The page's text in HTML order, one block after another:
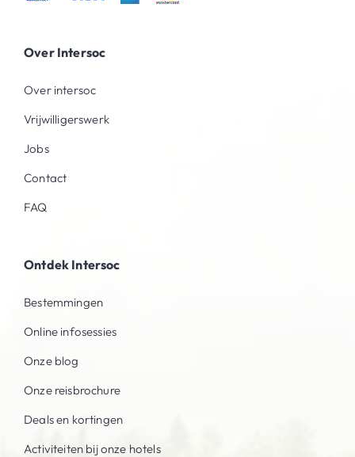
Over Intersoc
Over intersoc
Vrijwilligerswerk
Jobs
Contact
FAQ
Ontdek Intersoc
Bestemmingen
Online infosessies
Onze blog
Onze reisbrochure
Deals en kortingen
Activiteiten bij onze hotels